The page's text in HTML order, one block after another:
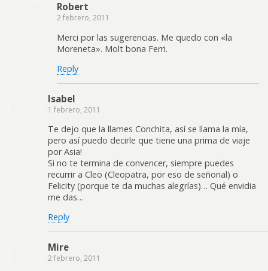
Robert
2 febrero, 2011
Merci por las sugerencias. Me quedo con «la
Moreneta». Molt bona Ferri.
Reply
Isabel
1 febrero, 2011
Te dejo que la llames Conchita, así se llama la mía,
pero así puedo decirle que tiene una prima de viaje
por Asia!
Si no te termina de convencer, siempre puedes
recurrir a Cleo (Cleopatra, por eso de señorial) o
Felicity (porque te da muchas alegrías)… Qué envidia
me das…
Reply
Mire
2 febrero, 2011